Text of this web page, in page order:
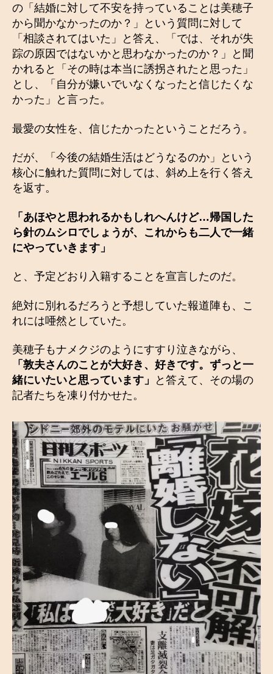
の「結婚に対して不安を持っていることは美穂子
から聞かなかったのか？」という質問に対して
「相談されてはいた」と答え、「では、それが失
踪の原因ではないかと思わなかったのか？」と聞
かれると「その時は本当に誘拐されたと思った」
とし、「自分が嫌いでいなくなったと信じたくな
かった」と言った。
最愛の女性を、信じたかったということだろう。
だが、「今後の結婚生活はどうなるのか」という
核心に触れた質問に対しては、斜め上を行く答え
を返す。
「あほやと思われるかもしれへんけど…帰国した
ら針のムシロでしょうが、これからも二人で一緒
にやっていきます」
と、予定どおり入籍することを宣言したのだ。
絶対に別れるだろうと予想していた報道陣も、こ
れには唖然としていた。
美穂子もナメクジのようにすすり泣きながら、
「敦夫さんのことが大好き、好きです。ずっと一
緒にいたいと思っています」
と答えて、その場の
記者たちを凍り付かせた。